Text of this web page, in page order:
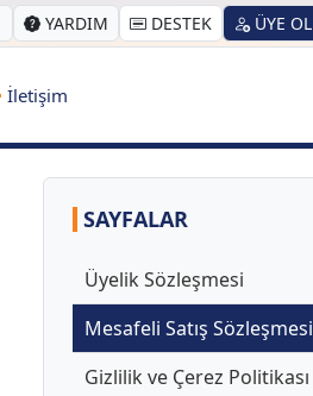
YARDIM DESTEK ÜYE OL
İletişim
SAYFALAR
Üyelik Sözleşmesi
Mesafeli Satış Sözleşmesi
Gizlilik ve Çerez Politikası